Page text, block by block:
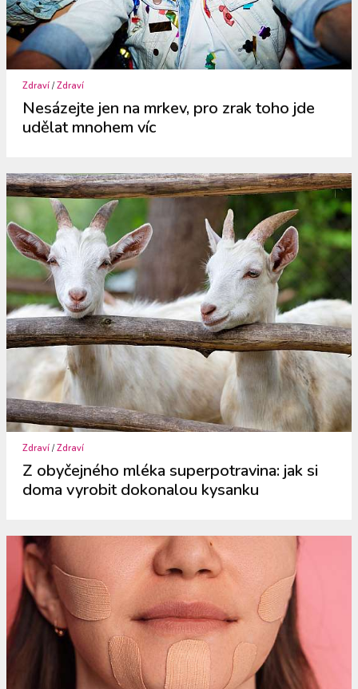
Zdraví /Zdraví
Nesázejte jen na mrkev, pro zrak toho jde
udělat mnohem víc
Zdraví /Zdraví
Z obyčejného mléka superpotravina: jak si
doma vyrobit dokonalou kysanku